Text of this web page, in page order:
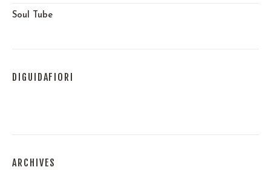
Soul Tube
DIGUIDAFIORI
ARCHIVES